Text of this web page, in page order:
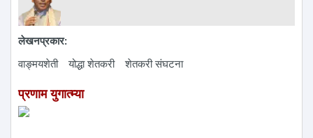
लेखनप्रकार:
वाङ्मयशेती
योद्धा शेतकरी शेतकरी संघटना
प्रणाम युगात्म्या